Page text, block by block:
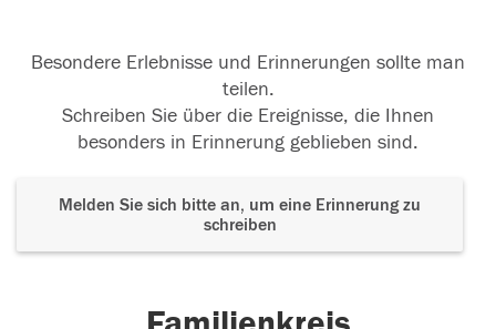
Besondere Erlebnisse und Erinnerungen sollte man
teilen.
Schreiben Sie über die Ereignisse, die Ihnen
besonders in Erinnerung geblieben sind.
Melden Sie sich bitte an, um eine Erinnerung zu
schreiben